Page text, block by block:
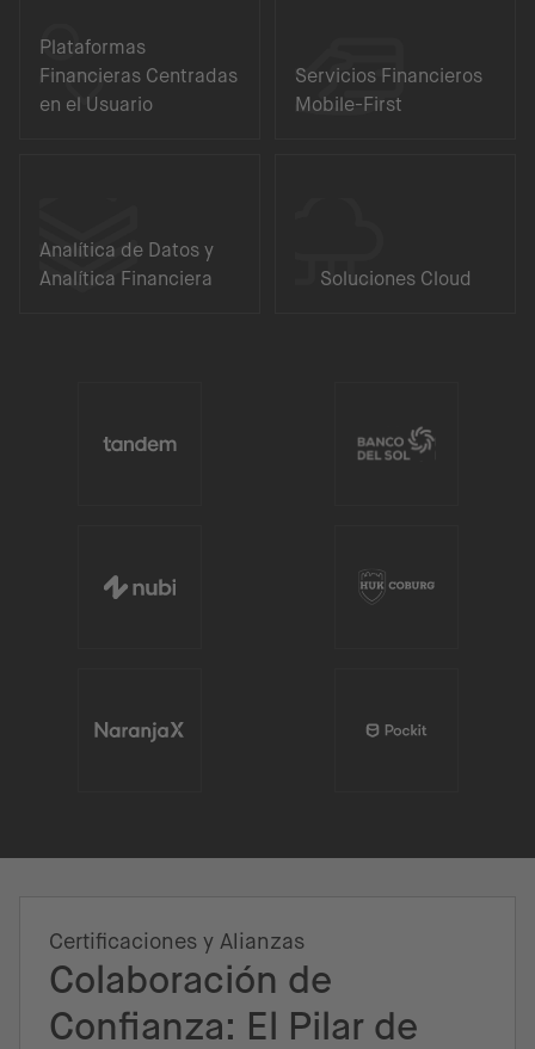
Plataformas
Financieras Centradas
en el Usuario
Servicios Financieros
Mobile-First
Analítica de Datos y
Analítica Financiera
Soluciones Cloud
Certificaciones y Alianzas
Colaboración de
Confianza: El Pilar de